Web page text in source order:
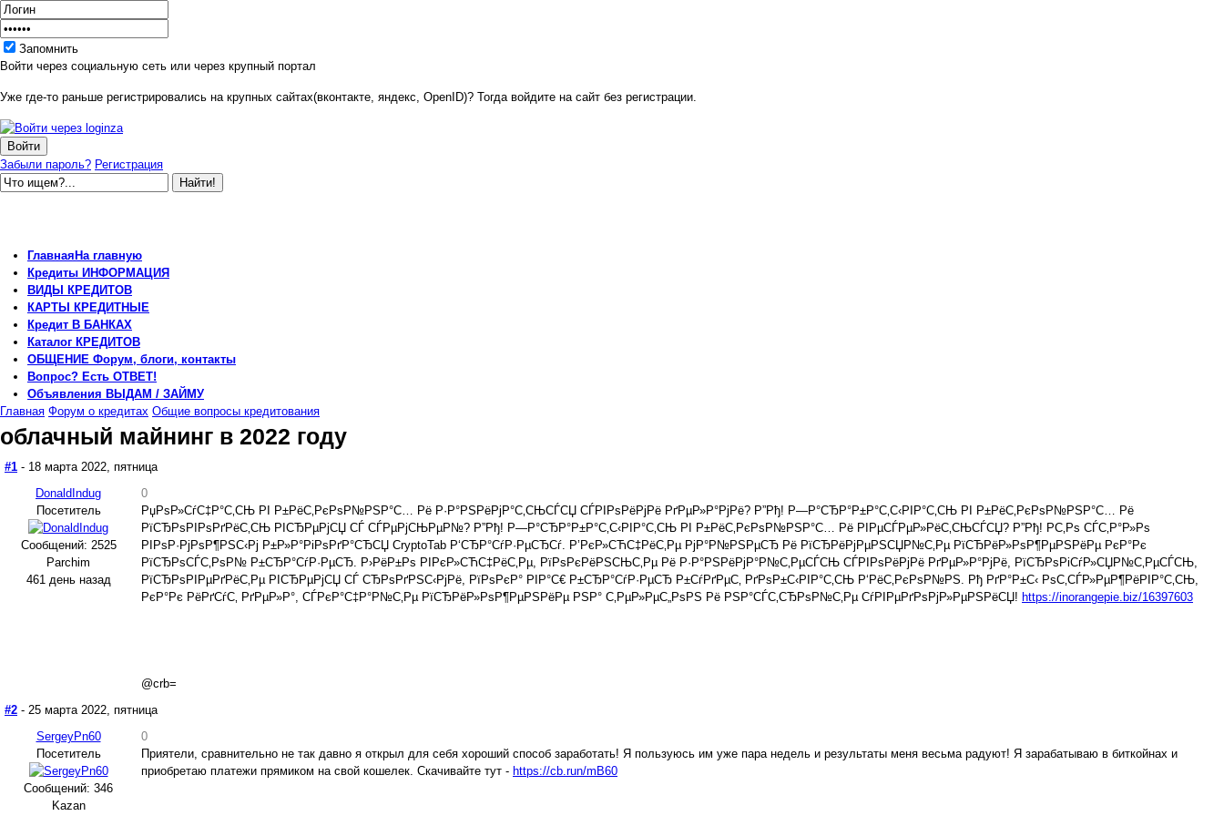
Запомнить
Войти через социальную сеть или через крупный портал
Уже где-то раньше регистрировались на крупных сайтах(вконтакте, яндекс, OpenID)? Тогда войдите на сайт без регистрации.
Забыли пароль? Регистрация
Главная На главную
Кредиты ИНФОРМАЦИЯ
ВИДЫ
КРЕДИТОВ
КАРТЫ
КРЕДИТНЫЕ
Кредит В БАНКАХ
Каталог КРЕДИТОВ
ОБЩЕНИЕ Форум, блоги, контакты
Вопрос? Есть ОТВЕТ!
Объявления ВЫДАМ / ЗАЙМУ
Главная Форум о кредитах Общие вопросы кредитования
облачный майнинг в 2022 году
#1 - 18 марта 2022, пятница
DonaldIndug
Посетитель
Сообщений: 2525
Parchim
461 день назад
0
РџРѕР»СѓС‡Р°С‚СЊ РІ Р±РёС‚РєРѕР№РЅР°С… Рё Р·Р°РЅРёРјР°С‚СЊСЃСЏ СЃРІРѕРёРјРё РґРµР»Р°РјРё? Р”Рђ! Р—Р°СЂР°Р±Р°С‚С‹РІР°С‚СЊ РІ Р±РёС‚РєРѕР№РЅР°С… Рё
РїСЂРѕРІРѕРґРёС‚СЊ РІСЂРµРјСЏ СЃ СЃРµРјСЊРµР№? Р”Рђ! Р—Р°СЂР°Р±Р°С‚С‹РІР°С‚СЊ РІ Р±РёС‚РєРѕР№РЅР°С… Рё РІРµСЃРµР»РёС‚СЊСЃСЏ? Р”Рђ! Р­С‚Рѕ СЃС‚Р°Р»Рѕ
РІРѕР·РјРѕР¶РЅС‹Рј Р±Р»Р°РіРѕРґР°СЂСЏ CryptoTab Р‘СЂР°СѓР·РµСЂСѓ. Р’РєР»СЋС‡РёС‚Рµ РјР°Р№РЅРµСЂ Рё РїСЂРёРјРµРЅСЏР№С‚Рµ РїСЂРёР»РѕР¶РµРЅРёРµ РєР°Рє
РїСЂРѕСЃС‚РѕР№ Р±СЂР°СѓР·РµСЂ. Р›РёР±Рѕ РІРєР»СЋС‡РёС‚Рµ, РїРѕРєРёРЅСЊС‚Рµ Рё Р·Р°РЅРёРјР°Р№С‚РµСЃСЊ СЃРІРѕРёРјРё РґРµР»Р°РјРё, РїСЂРѕРіСѓР»СЏР№С‚РµСЃСЊ,
РїСЂРѕРІРµРґРёС‚Рµ РІСЂРµРјСЏ СЃ СЂРѕРґРЅС‹РјРё, РїРѕРєР° РІР°С€ Р±СЂР°СѓР·РµСЂ Р±СѓРґРµС‚ РґРѕР±С‹РІР°С‚СЊ Р‘РёС‚РєРѕР№РЅ. Рђ РґР°Р±С‹ РѕС‚СЃР»РµР¶РёРІР°С‚СЊ,
РєР°Рє РёРґСѓС‚ РґРµР»Р°, СЃРєР°С‡Р°Р№С‚Рµ РїСЂРёР»РѕР¶РµРЅРёРµ РЅР° С‚РµР»РµС„РѕРЅ Рё РЅР°СЃС‚СЂРѕР№С‚Рµ СѓРІРµРґРѕРјР»РµРЅРёСЏ! https://inorangepie.biz/16397603
@crb=
#2 - 25 марта 2022, пятница
SergeyPn60
Посетитель
Сообщений: 346
Kazan
0
Приятели, сравнительно не так давно я открыл для себя хороший способ заработать! Я пользуюсь им уже пара недель и результаты меня весьма радуют! Я зарабатываю в биткойнах и
приобретаю платежи прямиком на свой кошелек. Скачивайте тут - https://cb.run/mB60